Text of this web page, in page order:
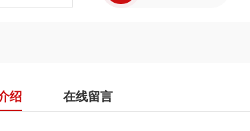
绍 在线留言